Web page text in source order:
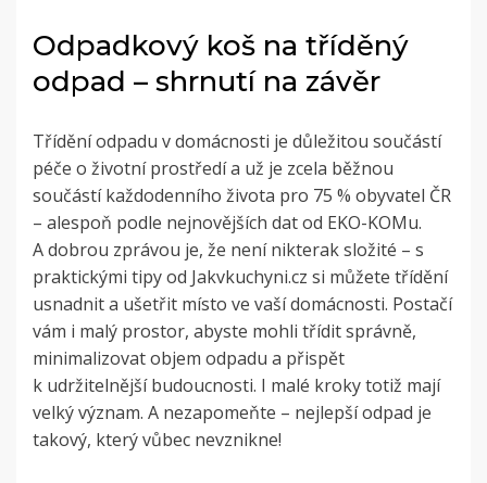
Odpadkový koš na tříděný
odpad – shrnutí na závěr
Třídění odpadu v domácnosti je důležitou součástí
péče o životní prostředí a už je zcela běžnou
součástí každodenního života pro 75 % obyvatel ČR
– alespoň podle nejnovějších dat od EKO-KOMu.
A dobrou zprávou je, že není nikterak složité – s
praktickými tipy od Jakvkuchyni.cz si můžete třídění
usnadnit a ušetřit místo ve vaší domácnosti. Postačí
vám i malý prostor, abyste mohli třídit správně,
minimalizovat objem odpadu a přispět
k udržitelnější budoucnosti. I malé kroky totiž mají
velký význam. A nezapomeňte – nejlepší odpad je
takový, který vůbec nevznikne!